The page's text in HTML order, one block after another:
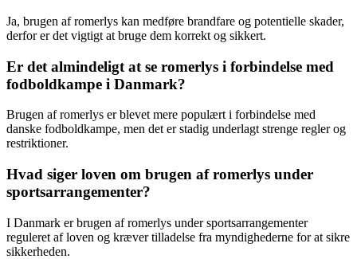
Ja, brugen af romerlys kan medføre brandfare og potentielle skader,
derfor er det vigtigt at bruge dem korrekt og sikkert.
Er det almindeligt at se romerlys i forbindelse med
fodboldkampe i Danmark?
Brugen af romerlys er blevet mere populært i forbindelse med
danske fodboldkampe, men det er stadig underlagt strenge regler og
restriktioner.
Hvad siger loven om brugen af romerlys under
sportsarrangementer?
I Danmark er brugen af romerlys under sportsarrangementer
reguleret af loven og kræver tilladelse fra myndighederne for at sikre
sikkerheden.